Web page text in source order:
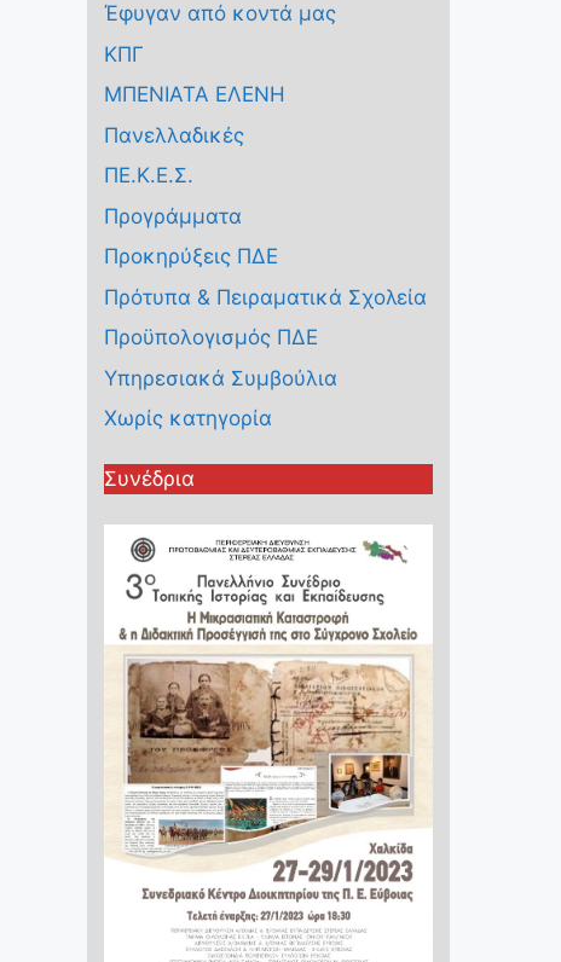
Έφυγαν από κοντά μας
ΚΠΓ
ΜΠΕΝΙΑΤΑ ΕΛΕΝΗ
Πανελλαδικές
ΠΕ.Κ.Ε.Σ.
Προγράμματα
Προκηρύξεις ΠΔΕ
Πρότυπα & Πειραματικά Σχολεία
Προϋπολογισμός ΠΔΕ
Υπηρεσιακά Συμβούλια
Χωρίς κατηγορία
Συνέδρια